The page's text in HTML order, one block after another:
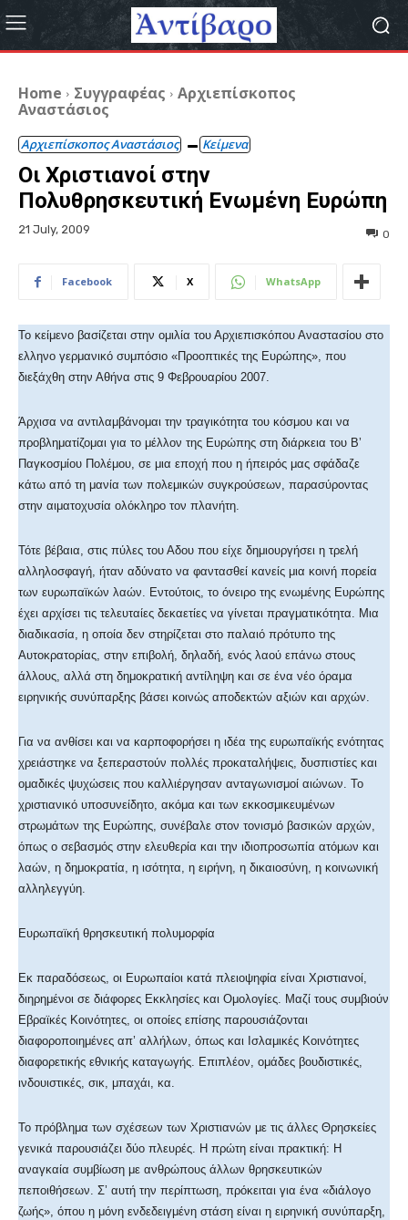
Home Συγγραφέας
Αρχιεπίσκοπος
Αναστάσιος
Αρχιεπίσκοπος Αναστάσιος Κείμενα
Οι Χριστιανοί στην
Πολυθρησκευτική Ενωμένη Ευρώπη
21 July, 2009 0
Facebook X WhatsApp
Το κείμενο βασίζεται στην ομιλία του Αρχιεπισκόπου Αναστασίου στο
ελληνο γερμανικό συμπόσιο «Προοπτικές της Ευρώπης», που
διεξάχθη στην Αθήνα στις 9 Φεβρουαρίου 2007.
Άρχισα να αντιλαμβάνομαι την τραγικότητα του κόσμου και να
προβληματίζομαι για το μέλλον της Ευρώπης στη διάρκεια του Β’
Παγκοσμίου Πολέμου, σε μια εποχή που η ήπειρός μας σφάδαζε
κάτω από τη μανία των πολεμικών συγκρούσεων, παρασύροντας
στην αιματοχυσία ολόκληρο τον πλανήτη.
Τότε βέβαια, στις πύλες του Αδου που είχε δημιουργήσει η τρελή
αλληλοσφαγή, ήταν αδύνατο να φαντασθεί κανείς μια κοινή πορεία
των ευρωπαϊκών λαών. Εντούτοις, το όνειρο της ενωμένης Ευρώπης
έχει αρχίσει τις τελευταίες δεκαετίες να γίνεται πραγματικότητα. Μια
διαδικασία, η οποία δεν στηρίζεται στο παλαιό πρότυπο της
Αυτοκρατορίας, στην επιβολή, δηλαδή, ενός λαού επάνω στους
άλλους, αλλά στη δημοκρατική αντίληψη και σε ένα νέο όραμα
ειρηνικής συνύπαρξης βάσει κοινώς αποδεκτών αξιών και αρχών.
Για να ανθίσει και να καρποφορήσει η ιδέα της ευρωπαϊκής ενότητας
χρειάστηκε να ξεπεραστούν πολλές προκαταλήψεις, δυσπιστίες και
ομαδικές ψυχώσεις που καλλιέργησαν ανταγωνισμοί αιώνων. Το
χριστιανικό υποσυνείδητο, ακόμα και των εκκοσμικευμένων
στρωμάτων της Ευρώπης, συνέβαλε στον τονισμό βασικών αρχών,
όπως ο σεβασμός στην ελευθερία και την ιδιοπροσωπία ατόμων και
λαών, η δημοκρατία, η ισότητα, η ειρήνη, η δικαιοσύνη, η κοινωνική
αλληλεγγύη.
Ευρωπαϊκή θρησκευτική πολυμορφία
Εκ παραδόσεως, οι Ευρωπαίοι κατά πλειοψηφία είναι Χριστιανοί,
διηρημένοι σε διάφορες Εκκλησίες και Ομολογίες. Μαζί τους συμβιούν
Εβραϊκές Κοινότητες, οι οποίες επίσης παρουσιάζονται
διαφοροποιημένες απ’ αλλήλων, όπως και Ισλαμικές Κοινότητες
διαφορετικής εθνικής καταγωγής. Επιπλέον, ομάδες βουδιστικές,
ινδουιστικές, σικ, μπαχάι, κα.
Το πρόβλημα των σχέσεων των Χριστιανών με τις άλλες Θρησκείες
γενικά παρουσιάζει δύο πλευρές. Η πρώτη είναι πρακτική: Η
αναγκαία συμβίωση με ανθρώπους άλλων θρησκευτικών
πεποιθήσεων. Σ’ αυτή την περίπτωση, πρόκειται για ένα «διάλογο
ζωής», όπου η μόνη ενδεδειγμένη στάση είναι η ειρηνική συνύπαρξη,